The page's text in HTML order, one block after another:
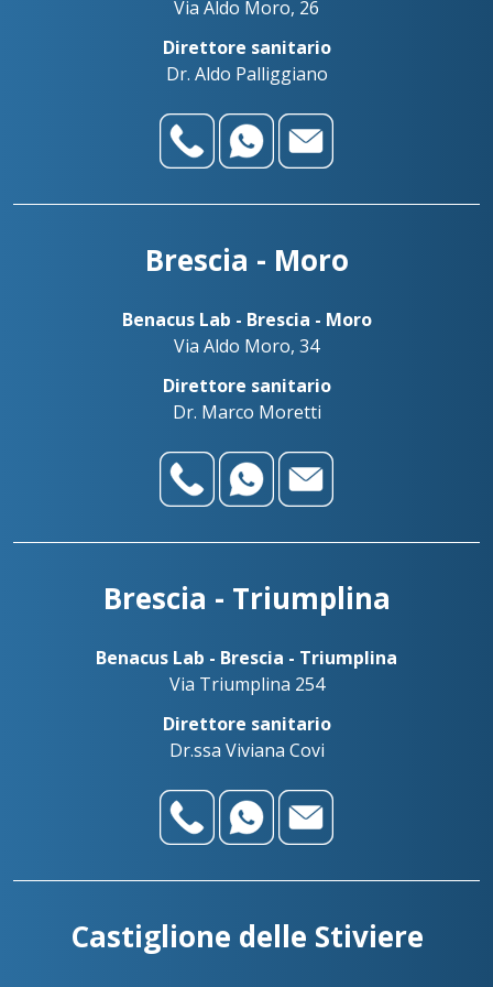
Palazzolo sull’Oglio
Benacus Lab - Palazzolo - Via Firenze 103
palazzolo@benacuslab.com
Benacus Lab - Salò - P. le Martirti della Libertà 13
salo@benacuslab.com
+393517517096
Via Aldo Moro, 26
Direttore sanitario
Dr. Aldo Palliggiano
Brescia - Moro
Benacus Lab - Brescia - Moro
Via Aldo Moro, 34
Direttore sanitario
Dr. Marco Moretti
Brescia - Triumplina
Benacus Lab - Brescia - Triumplina
Via Triumplina 254
Direttore sanitario
Dr.ssa Viviana Covi
Castiglione delle Stiviere